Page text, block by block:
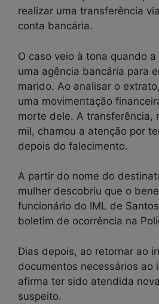
realizar uma transferência
conta bancária.
O caso veio à tona quando
uma agência bancária para
marido. Ao analisar o
uma movimentação
morte dele. A transferência,
mil, chamou a atenção por
depois do falecimento.
A partir do nome do
mulher descobriu que o
funcionário do IML de
boletim de ocorrência na
Dias depois, ao retornar ao
documentos necessários ao
afirma ter sido atendida
suspeito.